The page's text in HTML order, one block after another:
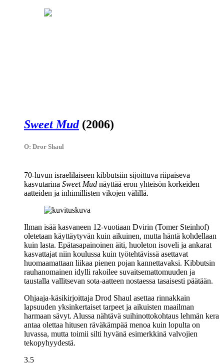
Sweet Mud(2006)
O: Dror Shaul
70‑luvun israelilaiseen kibbutsiin sijoittuva riipaiseva
kasvutarina Sweet Mud näyttää eron yhteisön korkeiden
aatteiden ja inhimillisten vikojen välillä.
Ilman isää kasvaneen 12‑vuotiaan Dvirin (Tomer Steinhof)
oletetaan käyttäytyvän kuin aikuinen, mutta häntä kohdellaan
kuin lasta. Epätasapainoinen äiti, huoleton isoveli ja ankarat
kasvattajat niin koulussa kuin työtehtävissä asettavat
huomaamattaan liikaa pienen pojan kannettavaksi. Kibbutsin
rauhanomainen idylli rakoilee suvaitsemattomuuden ja
taustalla vallitsevan sota-aatteen nostaessa tasaisesti päätään.
Ohjaaja-käsikirjoittaja Drod Shaul asettaa rinnakkain
lapsuuden yksinkertaiset tarpeet ja aikuisten maailman
harmaan sävyt. Alussa nähtävä suihinottokohtaus lehmän kera
antaa olettaa hitusen räväkämpää menoa kuin lopulta on
luvassa, mutta toimii silti hyvänä esimerkkinä valvojien
tekopyhyydestä.
3.5